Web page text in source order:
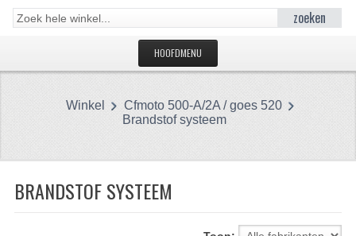
zoeken
HOOFDMENU
CATEGORIEËN
CFMOTO 500-A/2A / GOES 520
Winkel
Cfmoto 500-A/2A / goes 520
Brandstof systeem
BRANDSTOF SYSTEEM